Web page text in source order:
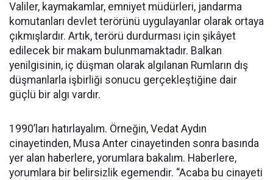
Valiler, kaymakamlar, emniyet müdürleri, jandarma
komutanları devlet terörünü uygulayanlar olarak ortaya
çıkmışlardır. Artık, terörü durdurması için şikâyet
edilecek bir makam bulunmamaktadır. Balkan
yenilgisinin, iç düşman olarak algılanan Rumların dış
düşmanlarla işbirliği sonucu gerçekleştiğine dair
güçlü bir algı vardır.
1990’ları hatırlayalım. Örneğin, Vedat Aydın
cinayetinden, Musa Anter cinayetinden sonra basında
yer alan haberlere, yorumlara bakalım. Haberlere,
yorumlara bir belirsizlik egemendir. “Acaba bu cinayeti